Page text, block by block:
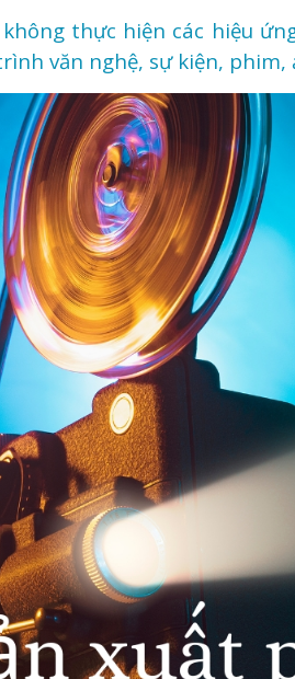
thực hiện các hiệu
văn nghệ, sự kiện, phim,